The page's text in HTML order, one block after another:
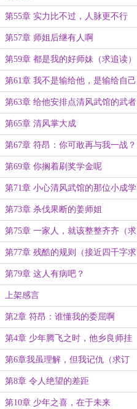
第55章 实力比不过，人脉更不行
（加更求追读！）
第57章 师姐后继有人啊
第59章 都是我的好师妹（求追读）
第61章 我不是输给他，是输给自己
的莽撞
第63章 给他安排点清风武馆的武者
第65章 清风掌大成
第67章 符昂：你可敢再与我一战？
第69章 你搁着刷奖学金呢
第71章 小心清风武馆的那位小成学
员
第73章 杀伐果断的姜师姐
第75章 一家人，就该整整齐齐（求
月票）
第77章 残酷的规则（接近四千字求
月票）
第79章 这人有病吧？
上架感言
第2章 符昂：谁懂我的委屈啊
第4章 少年腾飞之时，他乡良师挂
心
第6章我虽理解，但我记仇（求订
阅）
第8章 令人绝望的差距
第10章 少年之喜，在于未来